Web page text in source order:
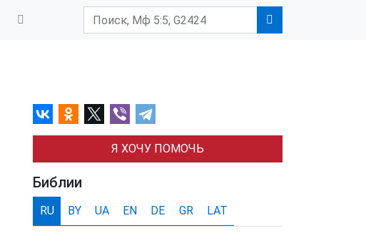
Я ХОЧУ ПОМОЧЬ
Библии
RU BY UA EN DE GR LAT